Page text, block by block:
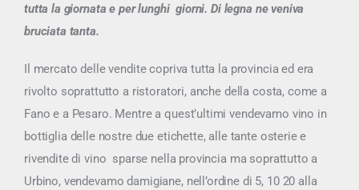
tutta la giornata e per lunghi giorni. Di legna ne veniva
bruciata tanta.
Il mercato delle vendite copriva tutta la provincia ed era
rivolto soprattutto a ristoratori, anche della costa, come a
Fano e a Pesaro. Mentre a quest’ultimi vendevamo vino in
bottiglia delle nostre due etichette, alle tante osterie e
rivendite di vino sparse nella provincia ma soprattutto a
Urbino, vendevamo damigiane, nell’ordine di 5, 10 20 alla